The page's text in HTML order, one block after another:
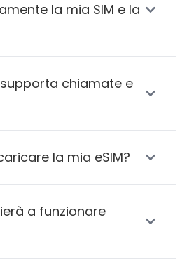
la mia SIM e la
supporta chiamate e
la mia eSIM?
a funzionare